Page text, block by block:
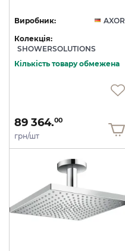
Виробник:
AXOR
Колекція:
SHOWERSOLUTIONS
Кількість товару обмежена
89 364.00
грн/шт